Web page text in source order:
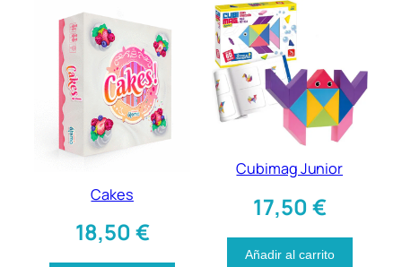
Cakes
18,50€
Cubimag Junior
17,50€
Añadir al carrito